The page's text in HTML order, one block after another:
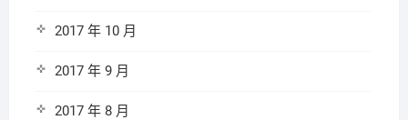
2017 年 10 月
2017 年 9 月
2017 年 8 月